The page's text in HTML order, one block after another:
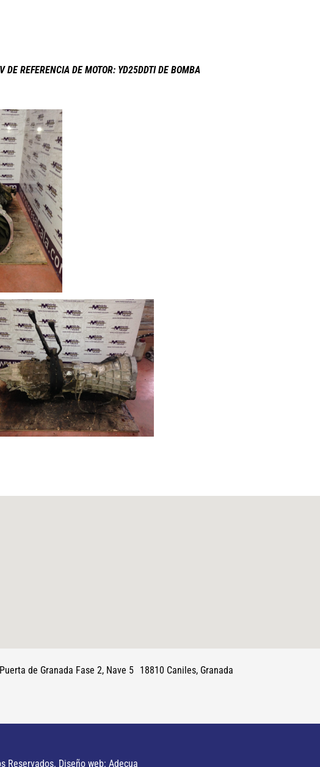
REFERENCIA DE MOTOR: YD25DDTI DE BOMBA
de Granada Fase 2, Nave 5 18810 Caniles, Granada
Diseño web: Adecua